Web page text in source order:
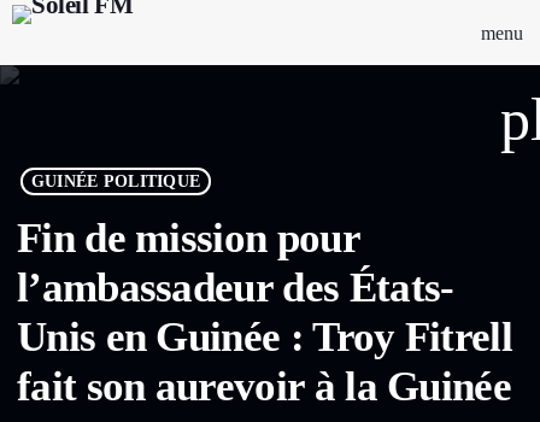
menu
GUINÉE POLITIQUE
Fin de mission pour
l’ambassadeur des États-
Unis en Guinée : Troy Fitrell
fait son aurevoir à la Guinée